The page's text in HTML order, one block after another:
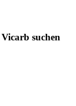
suchen